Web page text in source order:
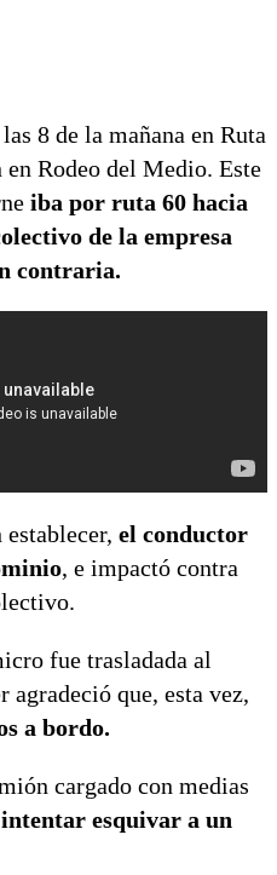
8 de la mañana en Ruta
Rodeo del Medio. Este
iba por ruta 60 hacia
de la empresa
contraria.
establecer, el conductor
, e impactó contra
fue trasladada al
que, esta vez,
a bordo.
cargado con medias
esquivar a un